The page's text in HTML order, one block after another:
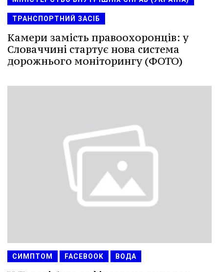
ТРАНСПОРТНИЙ ЗАСІБ
Камери замість правоохоронців: у
Словаччині стартує нова система
дорожнього моніторингу (ФОТО)
СИМПТОМ FACEBOOK ВОДА